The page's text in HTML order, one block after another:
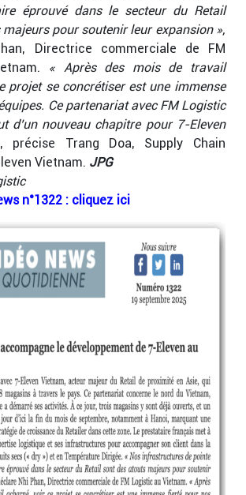
éprouvé dans le secteur du Retail
pour soutenir leur expansion »,
Directrice commerciale de FM
« Après des mois de travail
projet se concrétiser est une immense
Ce partenariat avec FM Logistic
d’un nouveau chapitre pour 7-Eleven
, précise Trang Doa, Supply Chain
Vietnam. JPG
n°1322 : cliquez ici